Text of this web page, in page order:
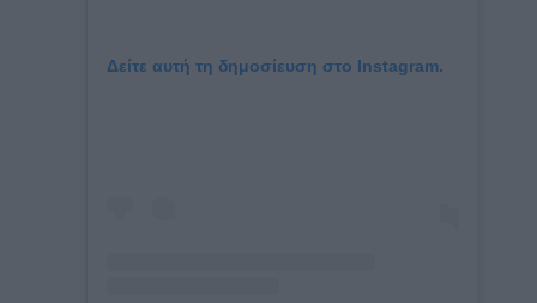
Δείτε αυτή τη δημοσίευση στο Instagram.